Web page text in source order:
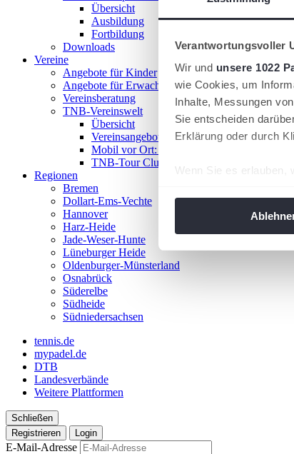
Verantwortungsvoller
Wir und unsere 1022
wie Cookies, um
Inhalte, Messungen
Sie entscheiden
Erklärung oder durch
Wenn Sie es erlauben,
Übersicht
Ausbildung
Fortbildung
Downloads
Vereine
Angebote für Kinder
Angebote für Erwachsene
Vereinsberatung
TNB-Vereinswelt
Übersicht
Vereinsangebote
Mobil vor Ort: Das TNB-Mobil
TNB-Tour Clubs
Regionen
Bremen
Dollart-Ems-Vechte
Hannover
Harz-Heide
Jade-Weser-Hunte
Lüneburger Heide
Oldenburger-Münsterland
Osnabrück
Süderelbe
Südheide
Südniedersachsen
tennis.de
mypadel.de
DTB
Landesverbände
Weitere Plattformen
Schließen
Registrieren
Login
E-Mail-Adresse